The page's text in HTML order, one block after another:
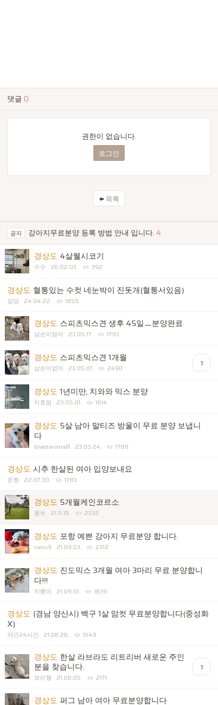
댓글 0
권한이 없습니다.
로그인
목록
공지 강아지무료분양 등록 방법 안내 입니다. 4
경상도 4살웰시코기
수수 26.02.03. 392
경상도 혈통있는 수컷 네눈박이 진돗개(혈통서있음)
당당 24.04.22. 1855
경상도 스피츠믹스견 생후 45일ㅡ분양완료
삼순이엄마 23.05.17. 1793
경상도 스피츠믹스견 1개월
삼순이엄마 23.05.01. 2490 1
경상도 1년미만, 치와와 믹스 분양
지효맘 23.05.01. 1614
경상도 5살 남아 말티즈 방울이 무료 분양 보냅니
다
loveeanimalll 23.03.24. 1788
경상도 시추 한살된 여아 입양보내요
은짱 22.07.30. 1783
경상도 5개월케인코르소
옹쓰 21.11.15. 2332
경상도 포항 예쁜 강아지 무료분양 합니다.
nanu9 21.09.03. 2312
경상도 진도믹스 3개월 여아 3마리 무료 분양합니
다!!!
지뽕이 21.09.01. 1839
경상도 (경남 양산시) 백구 1살 암컷 무료분양합니다(중성화
X)
야근24시간 21.08.28. 1549
경상도 한살 라브라도 리트리버 새로운 주인
분을 찾습니다.
보리형 21.08.05. 2171
1
경상도 퍼그 남아 여아 무료분양합니다